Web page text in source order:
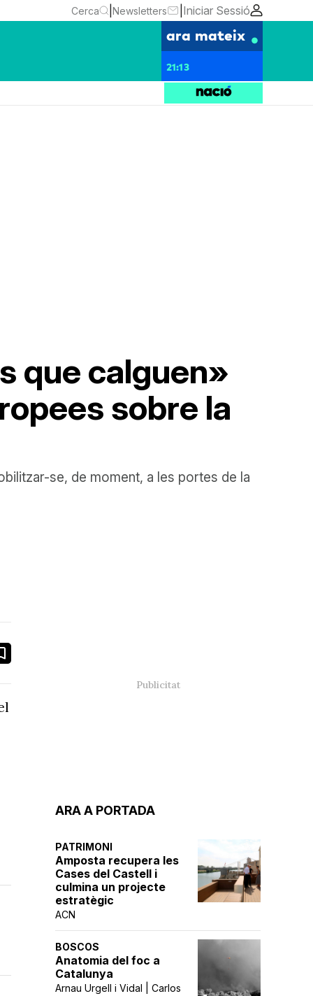
Cerca Newsletters Iniciar Sessió
ara mateix
21:13
que calguen»
sobre la
se, de moment, a les portes de la
ARA A PORTADA
PATRIMONI
Amposta recupera les
Cases del Castell i
culmina un projecte
estratègic
ACN
BOSCOS
Anatomia del foc a
Catalunya
Arnau Urgell i Vidal | Carlos